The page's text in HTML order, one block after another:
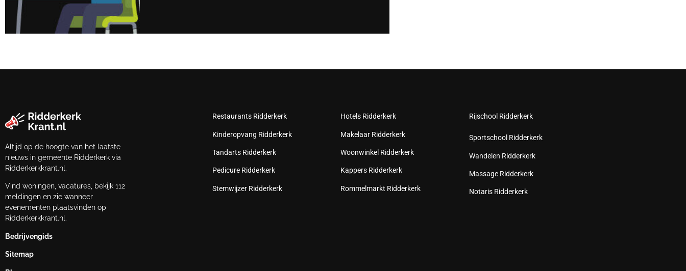
Altijd op de hoogte van het laatste
nieuws in gemeente Ridderkerk via
Ridderkerkkrant.nl.
Vind woningen, vacatures, bekijk 112
meldingen en zie wanneer
evenementen plaatsvinden op
Ridderkerkkrant.nl.
Bedrijvengids
Sitemap
Restaurants Ridderkerk
Kinderopvang Ridderkerk
Tandarts Ridderkerk
Pedicure Ridderkerk
Stemwijzer Ridderkerk
Hotels Ridderkerk
Makelaar Ridderkerk
Woonwinkel Ridderkerk
Kappers Ridderkerk
Rommelmarkt Ridderkerk
Rijschool Ridderkerk
Sportschool Ridderkerk
Wandelen Ridderkerk
Massage Ridderkerk
Notaris Ridderkerk